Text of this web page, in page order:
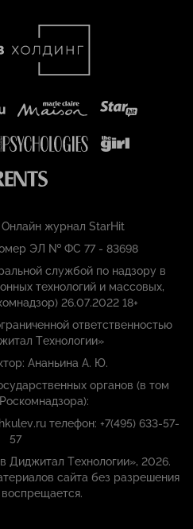
журнал StarHit
ЭЛ № ФС 77 - 83698
службой по надзору в
технологий и массовых,
26.07.2022 18+
ответственностью
Технологии»
Ананьина А. Ю.
органов (в том
телефон: +7(495) 633-57-
57
Технологии», 2026.
сайта без разрешения